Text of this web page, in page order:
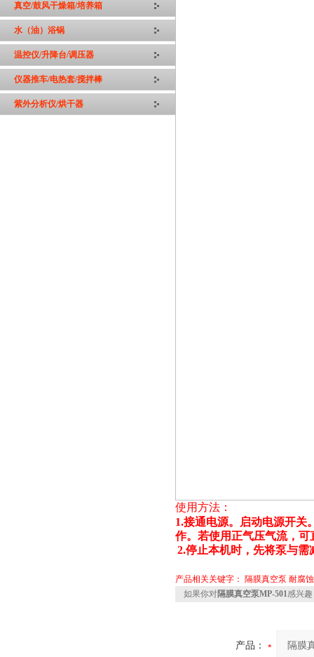
真空/鼓风干燥箱/培养箱
水（油）浴锅
温控仪/升降台/调压器
仪器推车/电热套/搅拌棒
紫外分析仪/烘干器
使用方法：
1.接通电源。启动电源开关
作。若使用正气压气流，
2.停止本机时，先将泵与
产品相关关键字： 隔膜真空泵 耐腐
如果你对隔膜真空泵MP-501感兴
产品：